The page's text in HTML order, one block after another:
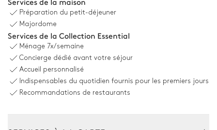
Préparation du petit-déjeuner
Majordome
Services de la Collection Essential
Ménage 7x/semaine
Concierge dédié avant votre séjour
Accueil personnalisé
Indispensables du quotidien fournis pour les premiers jours
Recommandations de restaurants